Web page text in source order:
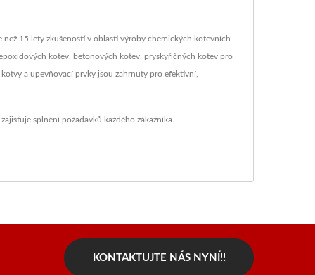
15 lety zkušeností v oblasti výroby chemických kotevních
kotev, betonových kotev, pryskyřičných kotev pro
a upevňovací prvky jsou zahrnuty pro efektivní,
splnění požadavků každého zákazníka.
KONTAKTUJTE NÁS NYNÍ!!